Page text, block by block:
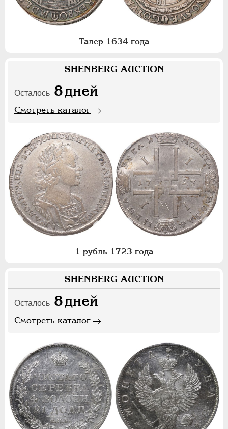
Талер 1634 года
SHENBERG AUCTION
Осталось 8дней
Смотреть каталог
1 рубль 1723 года
SHENBERG AUCTION
Осталось 8дней
Смотреть каталог